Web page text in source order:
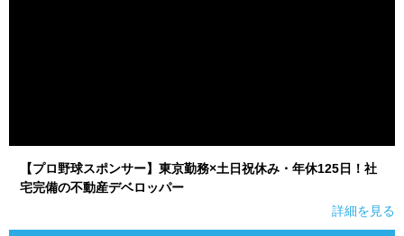
【プロ野球スポンサー】東京勤務×土日祝休み・年休125日！社
宅完備の不動産デベロッパー
詳細を見る